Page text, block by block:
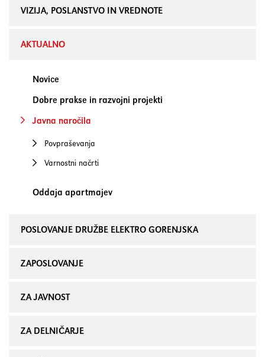
VIZIJA, POSLANSTVO IN VREDNOTE
AKTUALNO
Novice
Dobre prakse in razvojni projekti
Javna naročila
Povpraševanja
Varnostni načrti
Oddaja apartmajev
POSLOVANJE DRUŽBE ELEKTRO GORENJSKA
ZAPOSLOVANJE
ZA JAVNOST
ZA DELNIČARJE